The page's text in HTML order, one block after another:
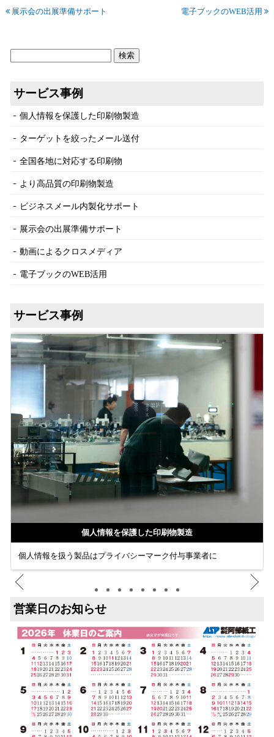
展示会の出展準備サポート 電子ブックのWEB活用
サービス事例
個人情報を保護した印刷物製造
ターゲットを絞ったメール送付
全国各地に対応する印刷物
より高品質の印刷物製造
ビジネスメール内製化サポート
展示会の出展準備サポート
動画によるクロスメディア
電子ブックのWEB活用
サービス事例
個人情報を保護した印刷物製造
個人情報を扱う製品はプライバシーマーク付与事業者に
営業日のお知らせ